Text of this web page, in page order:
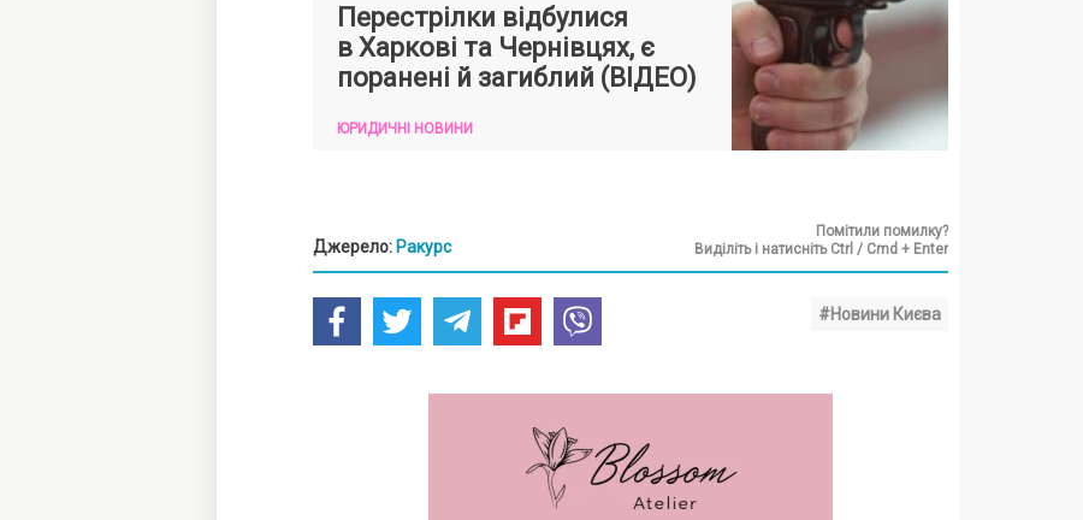
Перестрілки відбулися
в Харкові та Чернівцях, є
поранені й загиблий (ВІДЕО)
ЮРИДИЧНІ НОВИНИ
Джерело: Ракурс
Помітили помилку?
Виділіть і натисніть Ctrl / Cmd + Enter
#Новини Києва